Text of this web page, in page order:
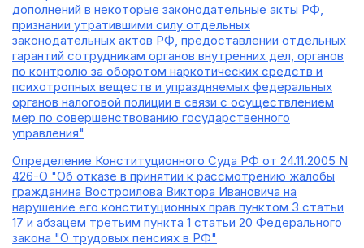
дополнений в некоторые законодательные акты РФ,
признании утратившими силу отдельных
законодательных актов РФ, предоставлении отдельных
гарантий сотрудникам органов внутренних дел, органов
по контролю за оборотом наркотических средств и
психотропных веществ и упраздняемых федеральных
органов налоговой полиции в связи с осуществлением
мер по совершенствованию государственного
управления"
Определение Конституционного Суда РФ от 24.11.2005 N
426-О "Об отказе в принятии к рассмотрению жалобы
гражданина Востроилова Виктора Ивановича на
нарушение его конституционных прав пунктом 3 статьи
17 и абзацем третьим пункта 1 статьи 20 Федерального
закона "О трудовых пенсиях в РФ"